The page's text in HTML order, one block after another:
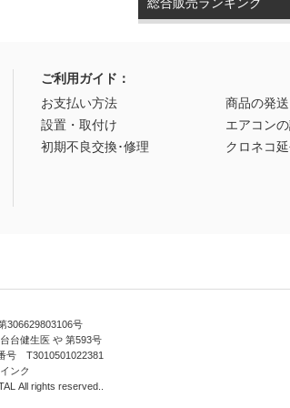
総合販売ランキング
ご利用ガイド：
お支払い方法
商品の発
設置・取付け
エアコン
初期不良交換･修理
クロネコ
306629803106号
台健生医 や 第593号
号 T3010501022381
ンク
All rights reserved..